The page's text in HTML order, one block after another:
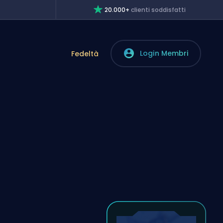
20.000+clienti soddisfatti
Fedeltà Login Membri